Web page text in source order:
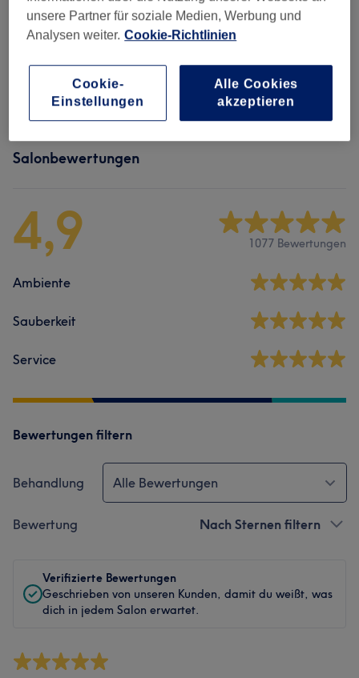
Alle Services
Gesichtsbehandlungen
Salonbewertungen
4,9 1077 Bewertungen
Ambiente
Sauberkeit
Service
Bewertungen filtern
Behandlung Alle Bewertungen
Bewertung Nach Sternen filtern
Verifizierte Bewertungen
Geschrieben von unseren Kunden, damit du weißt, was
dich in jedem Salon erwartet.
unsere Partner für soziale Medien, Werbung und
Analysen weiter. Cookie-Richtlinien
Cookie-
Einstellungen
Alle Cookies
akzeptieren